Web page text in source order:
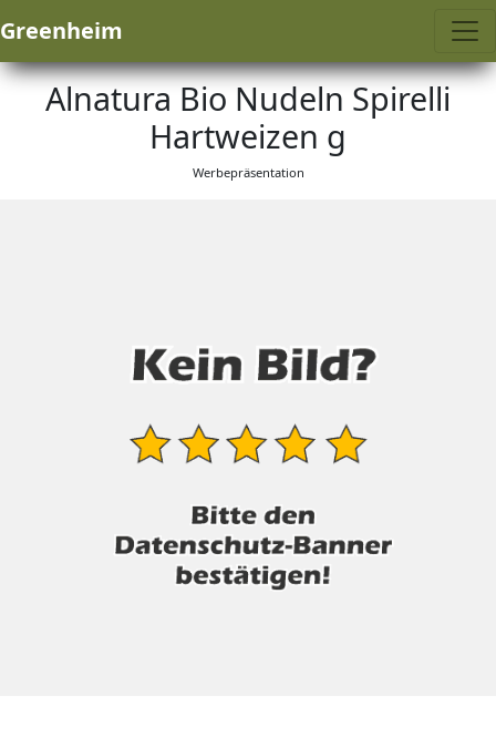
Greenheim
Alnatura Bio Nudeln Spirelli
Hartweizen g
Werbepräsentation